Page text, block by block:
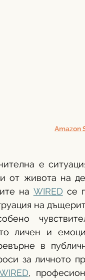
Amazon
е
от живота на
на WIRED се
на
личен и
в
за личното
,